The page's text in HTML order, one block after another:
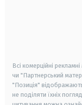
Всі комерційні
чи "Партнерський
"Позиція"
не поділяти їхніх